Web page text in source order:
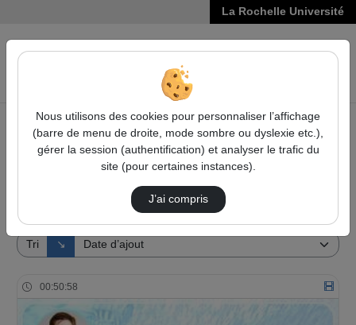
La Rochelle Université
VIDÉOS
Accueil Vidéos
30 vidéos trouvées
Tri ↘
Direction de tri
00:50:58
Nous utilisons des cookies pour personnaliser l’affichage
(barre de menu de droite, mode sombre ou dyslexie etc.),
gérer la session (authentification) et analyser le trafic du
site (pour certaines instances).
J’ai compris